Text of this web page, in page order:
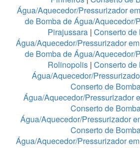
Água/Aquecedor/Pressurizador
de Bomba de Água/Aquecedor/
Pirajussara| Conserto de
Água/Aquecedor/Pressurizador
de Bomba de Água/Aquecedor/
Rolinopolis| Conserto de
Água/Aquecedor/
Conserto de
Água/Aquecedor/Pressurizador
Conserto de
Água/Aquecedor/Pressurizador
Conserto de
Água/Aquecedor/Pressurizador